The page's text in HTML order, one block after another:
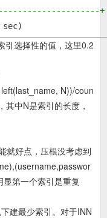
+
sec)
引选择性的值，这里0.2
N))/coun
中N是索引的长度，
就好点，压根没考虑到
第一个索引是重复
建最少索引。对于INN